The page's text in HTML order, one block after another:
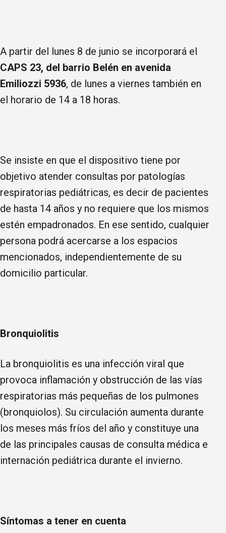
A partir del lunes 8 de junio se incorporará el
CAPS 23, del barrio Belén en avenida
Emiliozzi 5936, de lunes a viernes también en
el horario de 14 a 18 horas.
Se insiste en que el dispositivo tiene por
objetivo atender consultas por patologías
respiratorias pediátricas, es decir de pacientes
de hasta 14 años y no requiere que los mismos
estén empadronados. En ese sentido, cualquier
persona podrá acercarse a los espacios
mencionados, independientemente de su
domicilio particular.
Bronquiolitis
La bronquiolitis es una infección viral que
provoca inflamación y obstrucción de las vías
respiratorias más pequeñas de los pulmones
(bronquiolos). Su circulación aumenta durante
los meses más fríos del año y constituye una
de las principales causas de consulta médica e
internación pediátrica durante el invierno.
Síntomas a tener en cuenta